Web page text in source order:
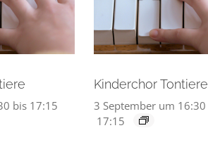
bis 17:15
Kinderchor Tontiere
3 September um 16:30
17:15